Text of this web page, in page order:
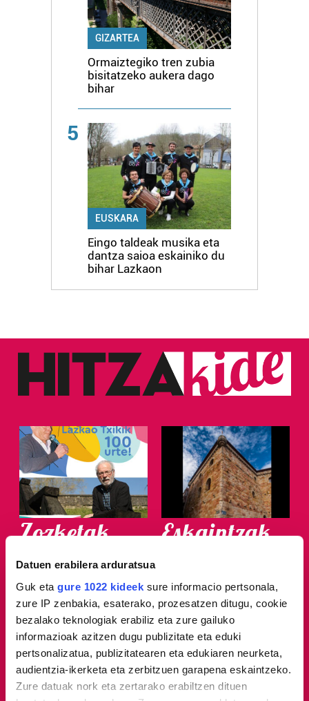
Datuen erabilera arduratsua
Guk eta gure 1022 kideek sure informacio pertsonala,
zure IP zenbakia, esaterako, prozesatzen ditugu, cookie
bezalako teknologiak erabiliz eta zure gailuko
informazioak azitzen dugu publizitate eta eduki
pertsonalizatua, publizitatearen eta edukiaren neurketa,
audientzia-ikerketa eta zerbitzuen garapena eskaintzeko.
Zure datuak nork eta zertarako erabiltzen dituen
GIZARTEA
Ormaiztegiko tren zubia
bisitatzeko aukera dago
bihar
5
EUSKARA
Eingo taldeak musika eta
dantza saioa eskainiko du
bihar Lazkaon
Zozketak Eskaintzak